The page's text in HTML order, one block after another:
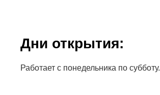
Дни открытия:
Работает с понедельника по субботу.